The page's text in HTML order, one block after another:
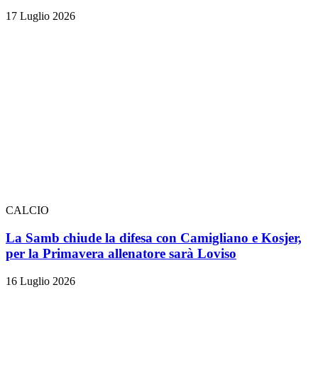
17 Luglio 2026
CALCIO
La Samb chiude la difesa con Camigliano e Kosjer,
per la Primavera allenatore sarà Loviso
16 Luglio 2026